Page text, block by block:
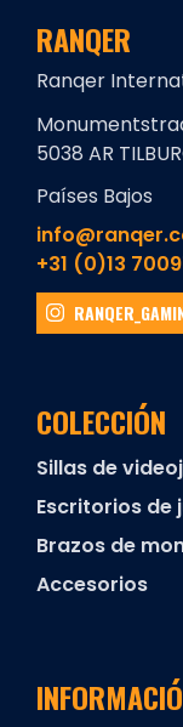
RANQER
Ranqer
5038 AR
Países Bajos
+31 (0)13
COLECCIÓN
Sillas de
Escritorios de
Brazos de
Accesorios